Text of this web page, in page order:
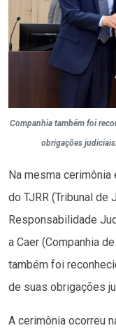
Companhia também foi
obrigações
Na mesma cerimônia
do TJRR (Tribunal de
Responsabilidade
a Caer (Companhia
também foi
de suas obrigações
A cerimônia ocorreu